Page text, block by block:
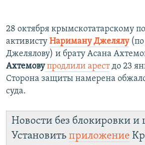
28 октября крымскотатарскому
активисту Нариману Джелялу(по
Джелялову) и брату Асана
Ахтемовупродлили арестдо 23
Сторона защиты намерена
суда.
Новости без блокировки и
Установить приложение